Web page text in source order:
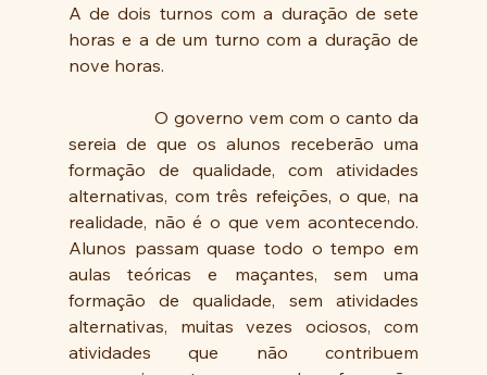
A de dois turnos com a duração de sete
horas e a de um turno com a duração de
nove horas.
                O governo vem com o canto da
sereia de que os alunos receberão uma
formação de qualidade, com atividades
alternativas, com três refeições, o que, na
realidade, não é o que vem acontecendo.
Alunos passam quase todo o tempo em
aulas teóricas e maçantes, sem uma
formação de qualidade, sem atividades
alternativas, muitas vezes ociosos, com
atividades que não contribuem